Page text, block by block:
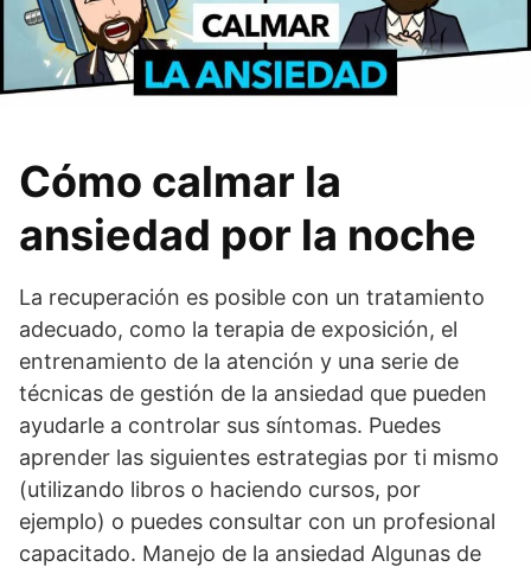
Cómo calmar la
ansiedad por la noche
La recuperación es posible con un tratamiento
adecuado, como la terapia de exposición, el
entrenamiento de la atención y una serie de
técnicas de gestión de la ansiedad que pueden
ayudarle a controlar sus síntomas. Puedes
aprender las siguientes estrategias por ti mismo
(utilizando libros o haciendo cursos, por
ejemplo) o puedes consultar con un profesional
capacitado. Manejo de la ansiedad Algunas de